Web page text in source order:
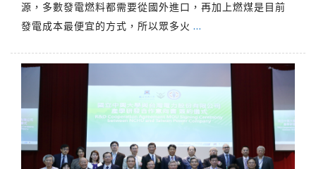
源，多數發電燃料都需要從國外進口，再加上燃煤是目前
發電成本最便宜的方式，所以眾多火 …